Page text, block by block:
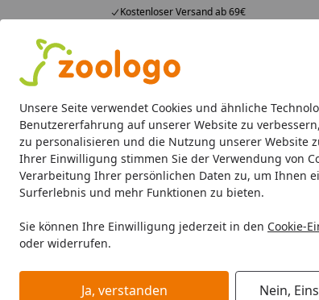
Unsere Seite verwendet Cookies und ähnliche
Benutzererfahrung auf unserer Website zu
zu personalisieren und die Nutzung unserer Website
Ihrer Einwilligung stimmen Sie der Verwendung von
Verarbeitung Ihrer persönlichen Daten zu, um Ihnen
Surferlebnis und mehr Funktionen zu bieten.
Sie können Ihre Einwilligung jederzeit in den Cookie-
oder widerrufen.
Ja, verstanden Nein,
Kostenloser Versand ab 69€
4,74
23.587 Bewertungen
Alle Produkte
Alle Produkte Angebote Neuheiten
Hund Hundefutter Hundenäpfe & Co
Startseite
Hund Hundemobiliar Hundekennel TRIXIE